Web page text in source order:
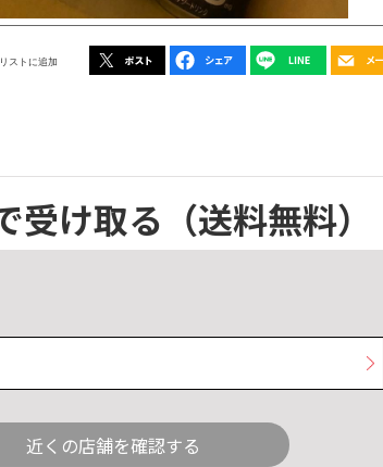
ストに追加
受け取る （送料無料）
近くの店舗を確認する